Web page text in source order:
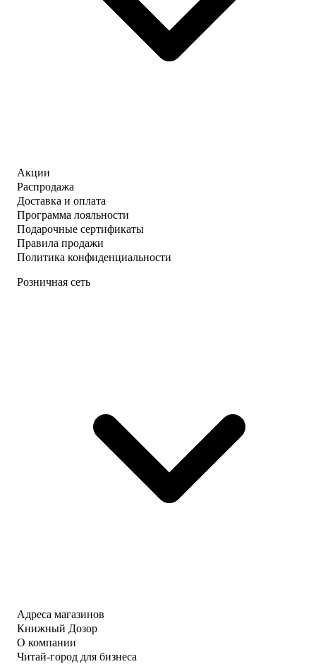
Акции
Распродажа
Доставка и оплата
Программа лояльности
Подарочные сертификаты
Правила продажи
Политика конфиденциальности
Розничная сеть
Адреса магазинов
Книжный Дозор
О компании
Читай-город для бизнеса